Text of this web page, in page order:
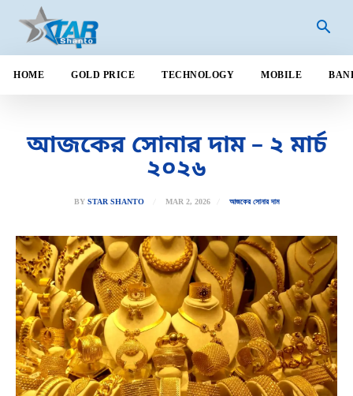
HOME GOLD PRICE TECHNOLOGY MOBILE
আজকের সোনার দাম – ২ মার্চ
২০২৬
BY STAR SHANTO MAR 2, 2026 আজকের সোনার দাম